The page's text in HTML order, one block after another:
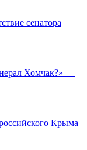
сенатора
Хомчак?» —
Крыма